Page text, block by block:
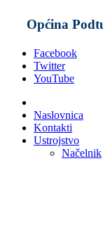
Općina
Facebook
Twitter
YouTube
Naslovnica
Kontakti
Ustrojstvo
Načelnik